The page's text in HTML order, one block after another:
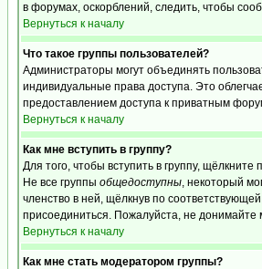
в форумах, оскорблений, следить, чтобы
Вернуться к началу
Что такое группы пользователей?
Администраторы могут объединять
индивидуальные права доступа. Это
предоставлением доступа к приватным
Вернуться к началу
Как мне вступить в группу?
Для того, чтобы вступить в группу,
Не все группы общедоступны, некоторый
членство в ней, щёлкнув по
присоединиться. Пожалуйста, не донимайте
Вернуться к началу
Как мне стать модератором группы?